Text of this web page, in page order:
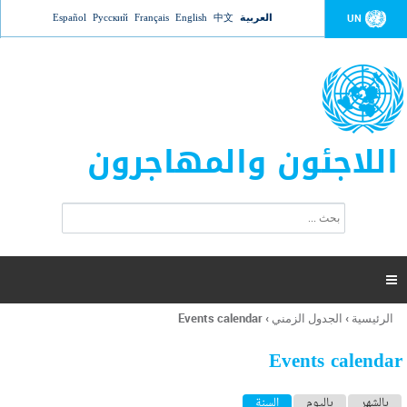
Jump to navigation UN العربية 中文
English
Français
Русский
Español
اللاجئون والمهاجرون
ت
ر
ل
ح
ب

أنت
هنا
الرئيسية › الجدول الزمني ›
Events calendar
Events calendar